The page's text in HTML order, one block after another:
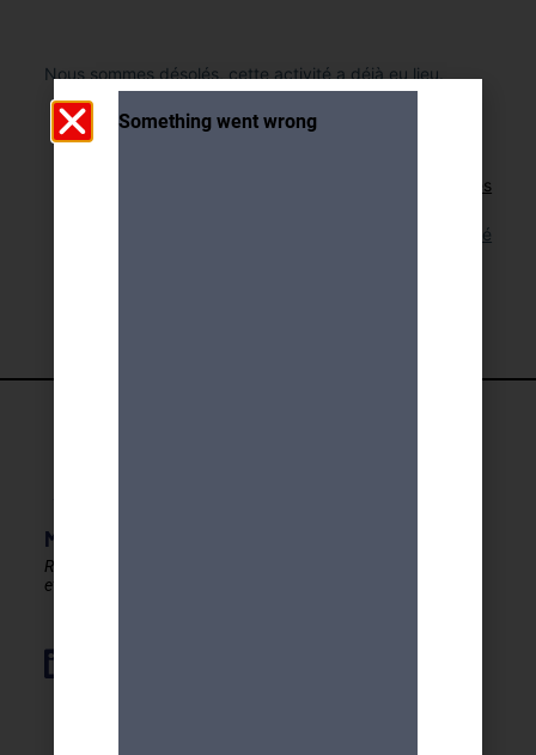
Nous sommes désolés, cette activité a déjà eu lieu.
Retour aux activités
Lien pour cette activité
MDA GENEVE - ACTIVITES 50+
Rester en forme, créatif
et autonome après 50 ans !